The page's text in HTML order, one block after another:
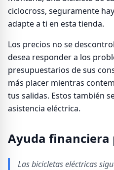
ciclocross, seguramente
adapte a ti en esta tienda.
Los precios no se
desea responder a los
presupuestarios de sus
más placer mientras
tus salidas. Estos también
asistencia eléctrica.
Ayuda financiera
Las bicicletas eléctricas